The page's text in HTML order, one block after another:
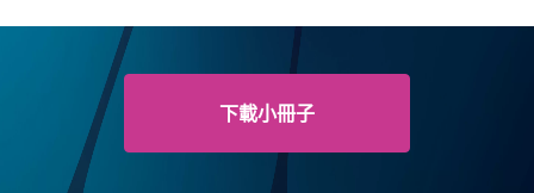
下載小冊子